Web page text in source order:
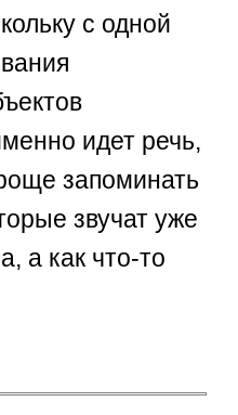
с одной
идет речь,
запоминать
звучат уже
а как что-то